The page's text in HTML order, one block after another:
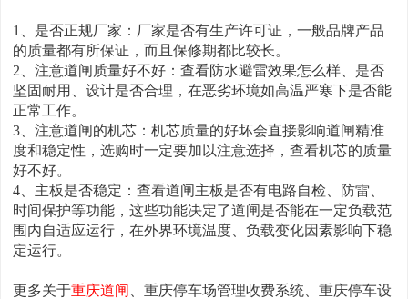
1、是否正规厂家：厂家是否有生产许可证，一般品牌产品
的质量都有所保证，而且保修期都比较长。
2、注意道闸质量好不好：查看防水避雷效果怎么样、是否
坚固耐用、设计是否合理，在恶劣环境如高温严寒下是否能
正常工作。
3、注意道闸的机芯：机芯质量的好坏会直接影响道闸精准
度和稳定性，选购时一定要加以注意选择，查看机芯的质量
好不好。
4、主板是否稳定：查看道闸主板是否有电路自检、防雷、
时间保护等功能，这些功能决定了道闸是否能在一定负载范
围内自适应运行，在外界环境温度、负载变化因素影响下稳
定运行。
更多关于重庆道闸
、重庆停车场管理收费系统、重庆停车设